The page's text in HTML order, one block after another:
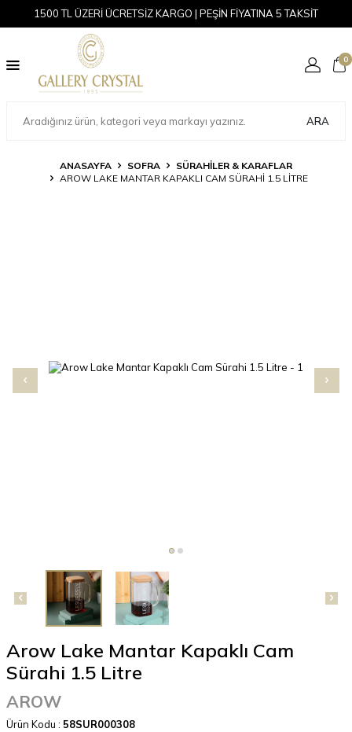
1500 TL ÜZERİ ÜCRETSİZ KARGO | PEŞİN FİYATINA 5 TAKSİT
ARA
0
ANASAYFA SOFRA
SÜRAHILER & KARAFLAR
AROW LAKE MANTAR KAPAKLI CAM SÜRAHI 1.5 LITRE
Arow Lake Mantar Kapaklı Cam
Sürahi 1.5 Litre
AROW
Ürün Kodu : 58SUR000308